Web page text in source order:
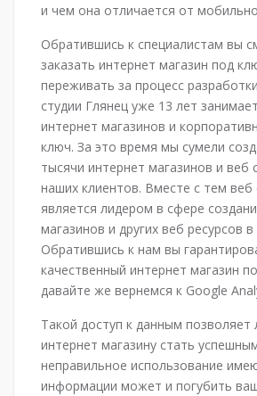
и чем она отличается от
Обратившись к специалистам вы
заказать интернет магазин под
переживать за процесс
студии Глянец уже 13 лет
интернет магазинов и
ключ. За это время мы сумели
тысячи интернет магазинов и веб
наших клиентов. Вместе с тем веб
является лидером в сфере
магазинов и других веб ресурсов в
Обратившись к нам вы
качественный интернет магазин
давайте же вернемся к Google
Такой доступ к данным
интернет магазину стать
неправильное использование
информации может и погубить